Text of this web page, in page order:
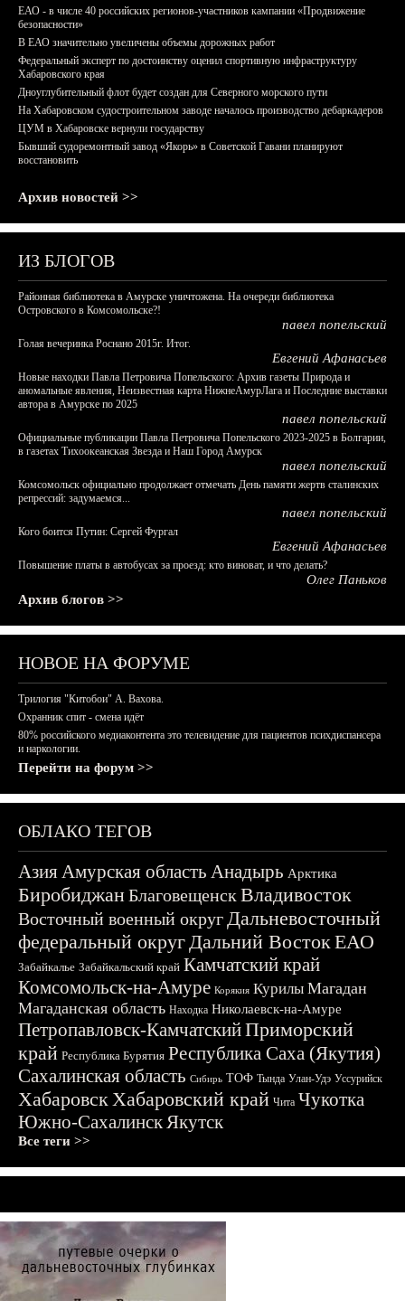
ЕАО - в числе 40 российских регионов-участников кампании «Продвижение
безопасности»
В ЕАО значительно увеличены объемы дорожных работ
Федеральный эксперт по достоинству оценил спортивную инфраструктуру
Хабаровского края
Дноуглубительный флот будет создан для Северного морского пути
На Хабаровском судостроительном заводе началось производство дебаркадеров
ЦУМ в Хабаровске вернули государству
Бывший судоремонтный завод «Якорь» в Советской Гавани планируют
восстановить
Архив новостей >>
ИЗ БЛОГОВ
Районная библиотека в Амурске уничтожена. На очереди библиотека
Островского в Комсомольске?!
павел попельский
Голая вечеринка Роснано 2015г. Итог.
Евгений Афанасьев
Новые находки Павла Петровича Попельского: Архив газеты Природа и
аномальные явления, Неизвестная карта НижнеАмурЛага и Последние выставки
автора в Амурске по 2025
павел попельский
Официальные публикации Павла Петровича Попельского 2023-2025 в Болгарии,
в газетах Тихоокеанская Звезда и Наш Город Амурск
павел попельский
Комсомольск официально продолжает отмечать День памяти жертв сталинских
репрессий: задумаемся...
павел попельский
Кого боится Путин: Сергей Фургал
Евгений Афанасьев
Повышение платы в автобусах за проезд: кто виноват, и что делать?
Олег Паньков
Архив блогов >>
НОВОЕ НА ФОРУМЕ
Трилогия "Китобои" А. Вахова.
Охранник спит - смена идёт
80% российского медиаконтента это телевидение для пациентов психдиспансера
и наркологии.
Перейти на форум >>
ОБЛАКО ТЕГОВ
АзияАмурская область Анадырь Арктика
БиробиджанБлаговещенскВладивосток
Восточный военный округДальневосточный
федеральный округДальний ВостокЕАО
Забайкалье Забайкальский край Камчатский край
Комсомольск-на-Амуре Корякия Курилы Магадан
Магаданская область Находка Николаевск-на-Амуре
Петропавловск-КамчатскийПриморский
край Республика Бурятия Республика Саха (Якутия)
Сахалинская область Сибирь ТОФ Тында Улан-Удэ Уссурийск
ХабаровскХабаровский край Чита Чукотка
Южно-СахалинскЯкутск
Все теги >>